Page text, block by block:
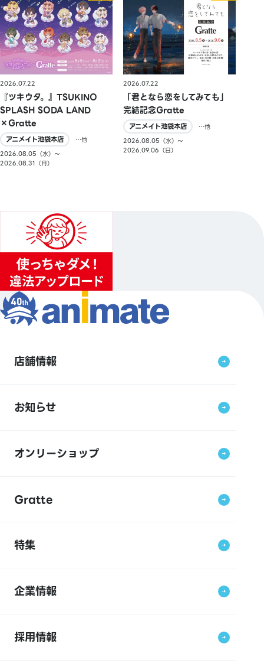
2026.07.22
『ツキウタ。』TSUKINO
SPLASH SODA LAND
×Gratte
アニメイト池袋本店
…他
2026.08.05（水）〜
2026.08.31（月）
2026.07.22
「君となら恋をしてみても」
完結記念Gratte
アニメイト池袋本店
…他
2026.08.05（水）〜
2026.09.06（日）
店舗情報
お知らせ
オンリーショップ
Gratte
特集
企業情報
採用情報